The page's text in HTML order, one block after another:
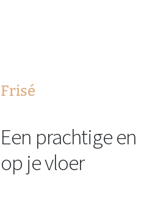
Frisé
Een prachtige en
op je vloer